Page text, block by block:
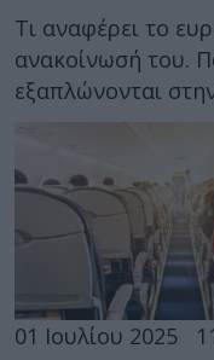
Τι αναφέρει το
ανακοίνωσή του.
εξαπλώνονται
01 Ιουλίου 2025